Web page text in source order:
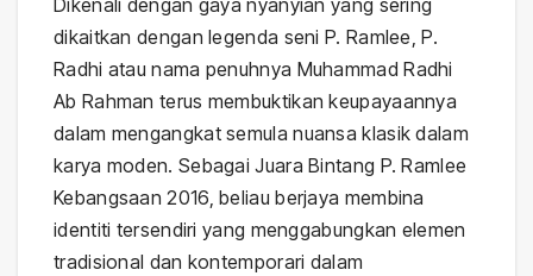
Dikenali dengan gaya nyanyian yang sering
dikaitkan dengan legenda seni P. Ramlee, P.
Radhi atau nama penuhnya Muhammad Radhi
Ab Rahman terus membuktikan keupayaannya
dalam mengangkat semula nuansa klasik dalam
karya moden. Sebagai Juara Bintang P. Ramlee
Kebangsaan 2016, beliau berjaya membina
identiti tersendiri yang menggabungkan elemen
tradisional dan kontemporari dalam